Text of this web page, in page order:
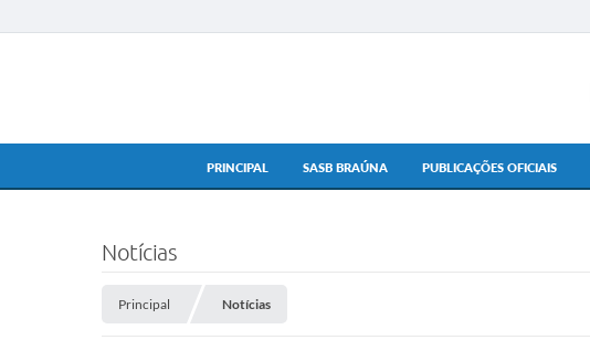
PRINCIPAL SASB BRAÚNA PUBLICAÇÕES OFICIAIS
Notícias
Principal Notícias